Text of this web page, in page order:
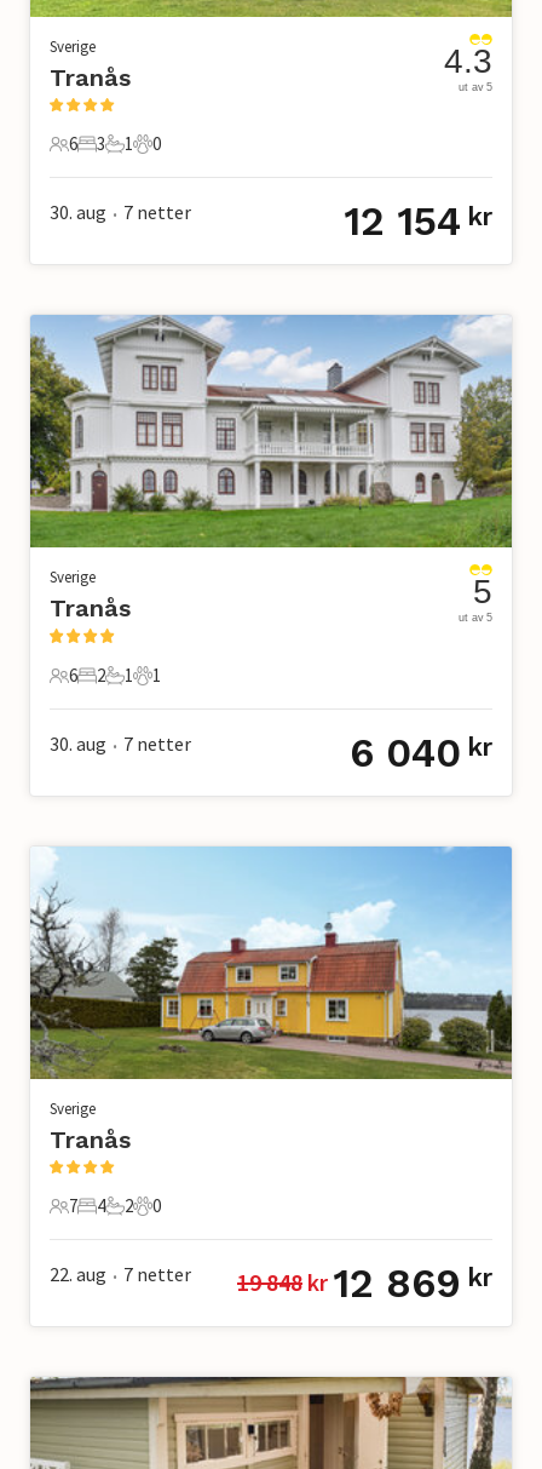
Sverige
Tranås
6 Gjester
6
3 Soverom
3
1 Bad
1
0 Kjæledyr
0
4.3
ut av 5
30. aug • 7 netter 12 154 kr
Sverige
Tranås
6 Gjester
6
2 Soverom
2
1 Bad
1
1 Kjæledyr
1
5
ut av 5
30. aug • 7 netter 6 040 kr
Sverige
Tranås
7 Gjester
7
4 Soverom
4
2 Bad
2
0 Kjæledyr
0
22. aug • 7 netter 19 848 kr 12 869 kr